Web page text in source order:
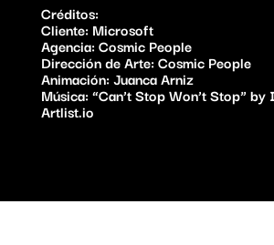
Créditos:
Cliente: Microsoft
Agencia: Cosmic People
Dirección de Arte: Cosmic People
Animación: Juanca Arniz
Música: “Can’t Stop Won’t Stop” by
Artlist.io